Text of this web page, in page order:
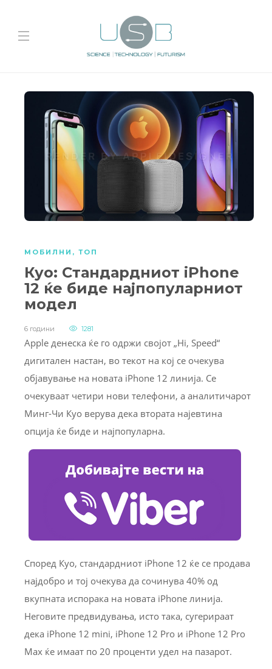
МОБИЛНИ , ТОП
Куо: Стандардниот iPhone
12 ќе биде најпопуларниот
модел
6 години 1281
Apple денеска ќе го одржи својот „Hi, Speed“
дигитален настан, во текот на кој се очекува
објавување на новата iPhone 12 линија. Се
очекуваат четири нови телефони, а аналитичарот
Минг-Чи Куо верува дека втората најевтина
опција ќе биде и најпопуларна.
Според Куo, стандардниот iPhone 12 ќе се продава
најдобро и тој очекува да сочинува 40% од
вкупната испорака на новата iPhone линија.
Неговите предвидувања, исто така, сугерираат
дека iPhone 12 mini, iPhone 12 Pro и iPhone 12 Pro
Max ќе имаат по 20 проценти удел на пазарот.